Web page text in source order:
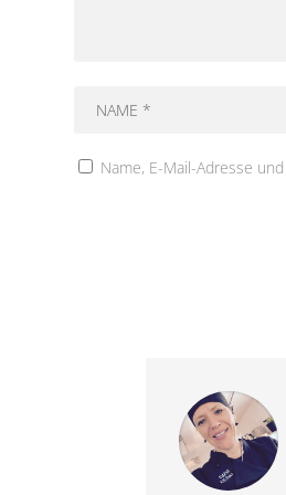
Name, E-Mail-Adresse